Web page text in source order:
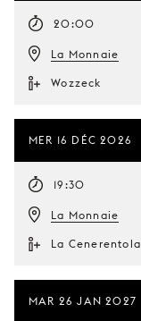
20:00
La Monnaie
Wozzeck
MER 16 DÉC 2026
19:30
La Monnaie
La Cenerentola
MAR 26 JAN 2027